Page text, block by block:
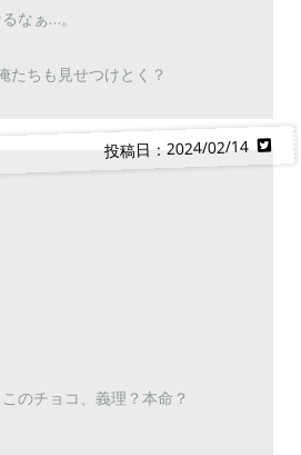
なぁ…。
ちも見せつけとく？
投稿日：2024/02/14
のチョコ、義理？本命？